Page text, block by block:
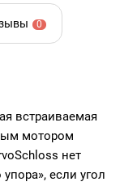
0
встраиваемая
мотором
нет
если угол